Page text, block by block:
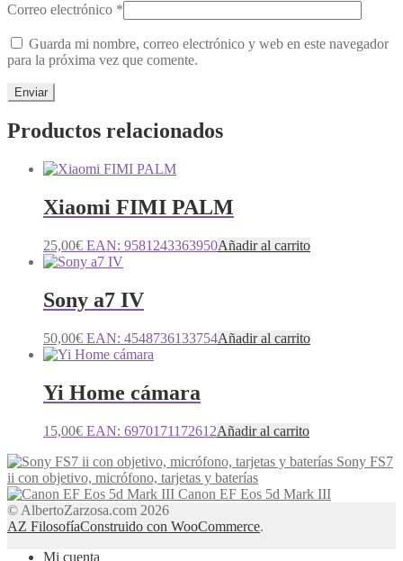
Correo electrónico *
Guarda mi nombre, correo electrónico y web en este navegador
para la próxima vez que comente.
Productos relacionados
Xiaomi FIMI PALM
25,00€ EAN: 9581243363950Añadir al carrito
Sony a7 IV
50,00€ EAN: 4548736133754Añadir al carrito
Yi Home cámara
15,00€ EAN: 6970171172612Añadir al carrito
Sony FS7
ii con objetivo, micrófono, tarjetas y baterías
Canon EF Eos 5d Mark III
© AlbertoZarzosa.com 2026
AZ FilosofíaConstruido con WooCommerce.
Mi cuenta